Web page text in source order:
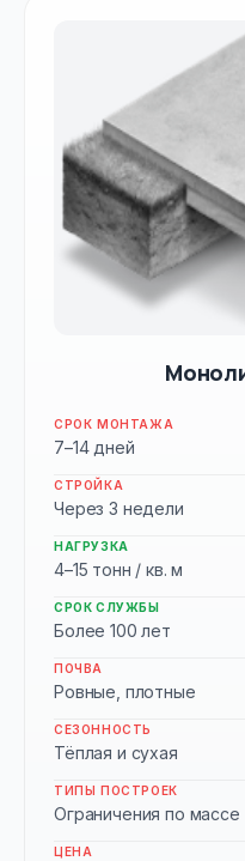
СРОК МОНТАЖА
7–14 дней
СТРОЙКА
Через 3 недели
НАГРУЗКА
4–15 тонн / кв. м
СРОК СЛУЖБЫ
Более 100 лет
ПОЧВА
Ровные, плотные
СЕЗОННОСТЬ
Тёплая и сухая
ТИПЫ ПОСТРОЕК
Ограничения по массе
ЦЕНА